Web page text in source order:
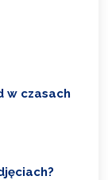
w czasach